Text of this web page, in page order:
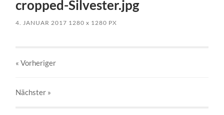
cropped-Silvester.jpg
4. JANUAR 2017 1280x 1280 PX
« Vorheriger
Nächster »